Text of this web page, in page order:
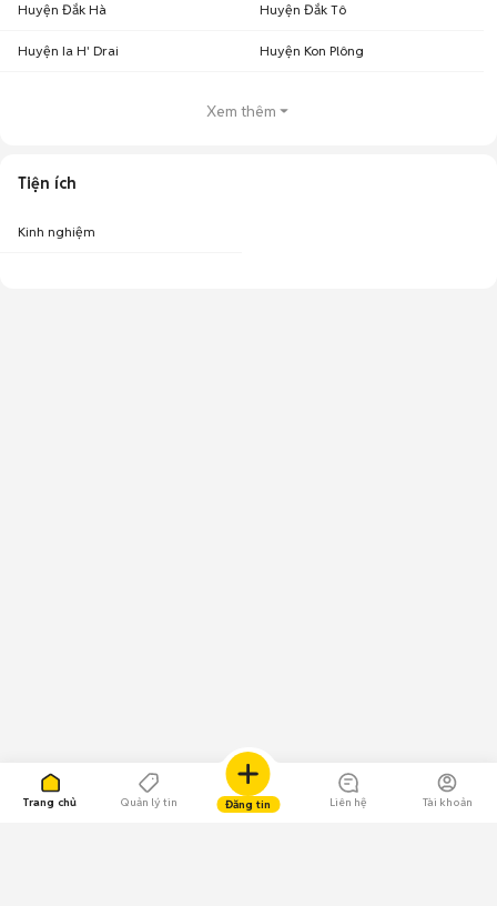
Trang chủ Quản lý tin Đăng tin Liên hệ Tài khoản
Huyện Đắk Hà Huyện Đắk Tô
Huyện Ia H' Drai Huyện Kon Plông
Xem thêm
Tiện ích
Kinh nghiệm